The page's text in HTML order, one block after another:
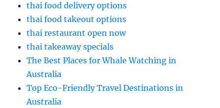
thai food delivery options
thai food takeout options
thai restaurant open now
thai takeaway specials
The Best Places for Whale Watching in
Australia
Top Eco-Friendly Travel Destinations in
Australia